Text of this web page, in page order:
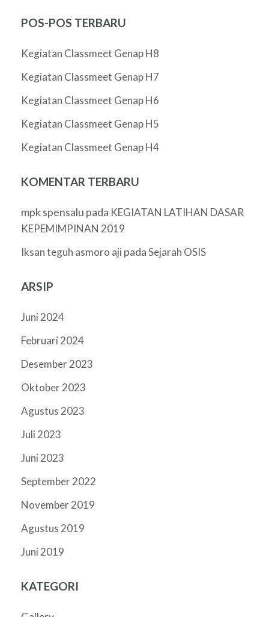
POS-POS TERBARU
Kegiatan Classmeet Genap H8
Kegiatan Classmeet Genap H7
Kegiatan Classmeet Genap H6
Kegiatan Classmeet Genap H5
Kegiatan Classmeet Genap H4
KOMENTAR TERBARU
mpk spensalu pada KEGIATAN LATIHAN DASAR
KEPEMIMPINAN 2019
Iksan teguh asmoro aji padaSejarah OSIS
ARSIP
Juni 2024
Februari 2024
Desember 2023
Oktober 2023
Agustus 2023
Juli 2023
Juni 2023
September 2022
November 2019
Agustus 2019
Juni 2019
KATEGORI